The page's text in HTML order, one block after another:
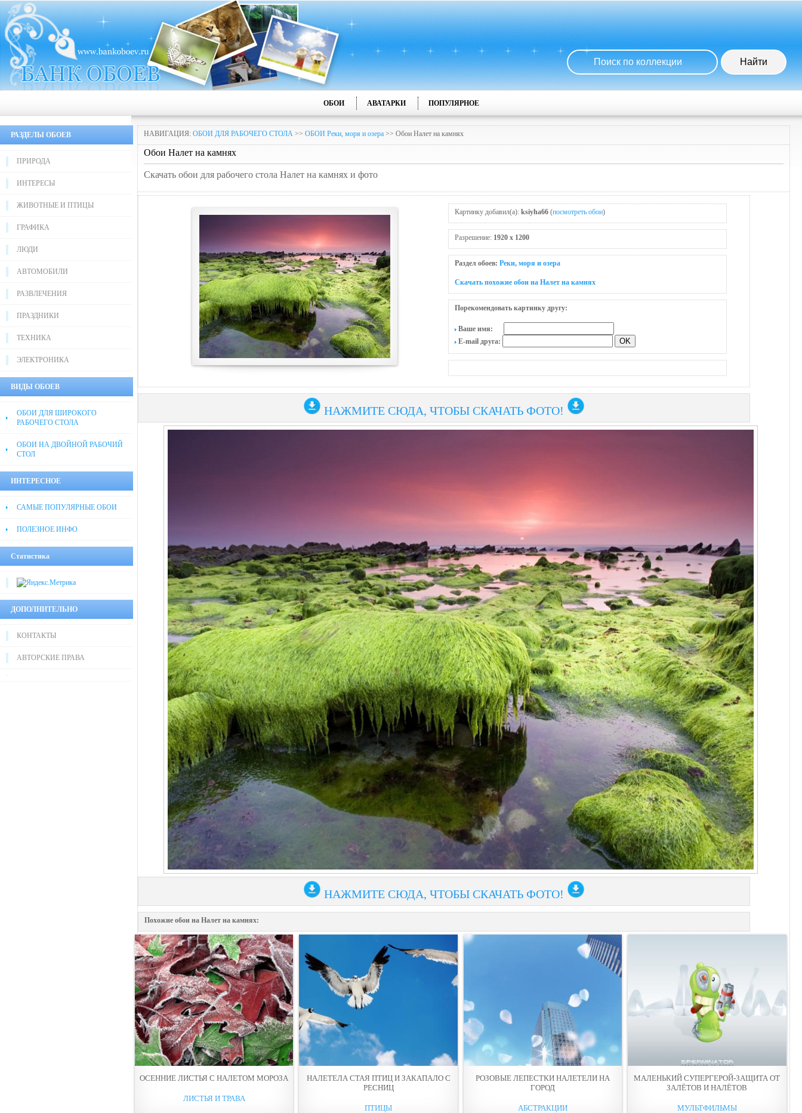
ОБОИ АВАТАРКИ ПОПУЛЯРНОЕ
РАЗДЕЛЫ ОБОЕВ
ПРИРОДА
ИНТЕРЕСЫ
ЖИВОТНЫЕ И ПТИЦЫ
ГРАФИКА
ЛЮДИ
АВТОМОБИЛИ
РАЗВЛЕЧЕНИЯ
ПРАЗДНИКИ
ТЕХНИКА
ЭЛЕКТРОНИКА
ВИДЫ ОБОЕВ
ОБОИ ДЛЯ ШИРОКОГО
РАБОЧЕГО СТОЛА
ОБОИ НА ДВОЙНОЙ РАБОЧИЙ
СТОЛ
ИНТЕРЕСНОЕ
САМЫЕ ПОПУЛЯРНЫЕ ОБОИ
ПОЛЕЗНОЕ ИНФО
Статистика
ДОПОЛНИТЕЛЬНО
КОНТАКТЫ
АВТОРСКИЕ ПРАВА
НАВИГАЦИЯ: ОБОИ ДЛЯ РАБОЧЕГО СТОЛА >> ОБОИ Реки, моря и озера >> Обои Налет на камнях
Обои Налет на камнях
Скачать обои для рабочего стола Налет на камнях и фото
Картинку добавил(а): ksiyha66 (посмотреть обои)
Разрешение: 1920 x 1200
Раздел обоев: Реки, моря и озера
Скачать похожие обои на Налет на камнях
Порекомендовать картинку другу:
Ваше имя:
E-mail друга:
НАЖМИТЕ СЮДА, ЧТОБЫ СКАЧАТЬ ФОТО!
НАЖМИТЕ СЮДА, ЧТОБЫ СКАЧАТЬ ФОТО!
Похожие обои на Налет на камнях:
ОСЕННИЕ ЛИСТЬЯ С НАЛЕТОМ МОРОЗА
ЛИСТЬЯ И ТРАВА
НАЛЕТЕЛА СТАЯ ПТИЦ И ЗАКАПАЛО С
РЕСНИЦ
ПТИЦЫ
РОЗОВЫЕ ЛЕПЕСТКИ НАЛЕТЕЛИ НА
ГОРОД
АБСТРАКЦИИ
МАЛЕНЬКИЙ СУПЕРГЕРОЙ-ЗАЩИТА ОТ
ЗАЛЁТОВ И НАЛЁТОВ
МУЛЬТФИЛЬМЫ